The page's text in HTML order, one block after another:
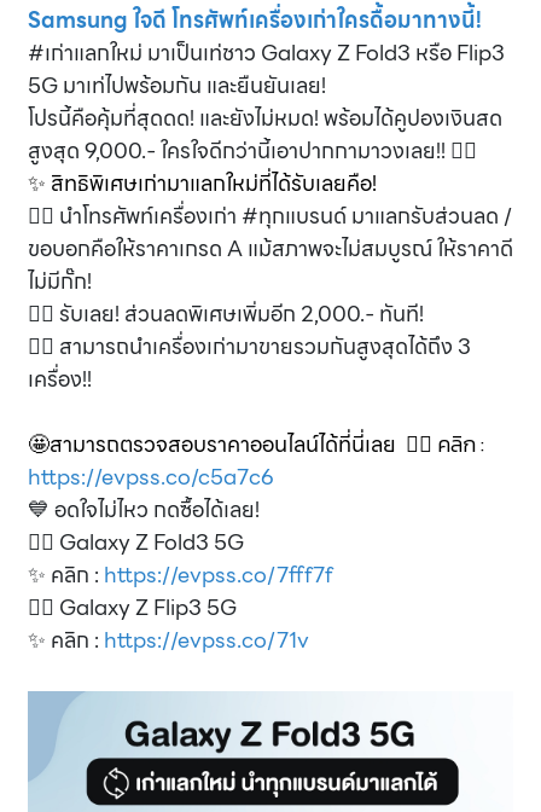
Samsung ใจดี โทรศัพท์เครื่องเก่าใครดื้อมาทางนี้!
#เก่าแลกใหม่ มาเป็นเท่ชาว Galaxy Z Fold3 หรือ Flip3
5G มาเท่ไปพร้อมกัน และยืนยันเลย!
โปรนี้คือคุ้มที่สุดดด! และยังไม่หมด! พร้อมได้คูปองเงินสด
สูงสุด 9,000.- ใครใจดีกว่านี้เอาปากกามาวงเลย!! 👍🏼
✨ สิทธิพิเศษเก่ามาแลกใหม่ที่ได้รับเลยคือ!
👉🏽 นำโทรศัพท์เครื่องเก่า #ทุกแบรนด์ มาแลกรับส่วนลด /
ขอบอกคือให้ราคาเกรด A แม้สภาพจะไม่สมบูรณ์ ให้ราคาดี
ไม่มีกั๊ก!
👉🏽 รับเลย! ส่วนลดพิเศษเพิ่มอีก 2,000.- ทันที!
👉🏽 สามารถนำเครื่องเก่ามาขายรวมกันสูงสุดได้ถึง 3
เครื่อง!!
🤩สามารถตรวจสอบราคาออนไลน์ได้ที่นี่เลย 👉🏽 คลิก :
https://evpss.co/c5a7c6
💙 อดใจไม่ไหว กดซื้อได้เลย!
👉🏽 Galaxy Z Fold3 5G
✨ คลิก : https://evpss.co/7fff7f
👉🏽 Galaxy Z Flip3 5G
✨ คลิก : https://evpss.co/71v